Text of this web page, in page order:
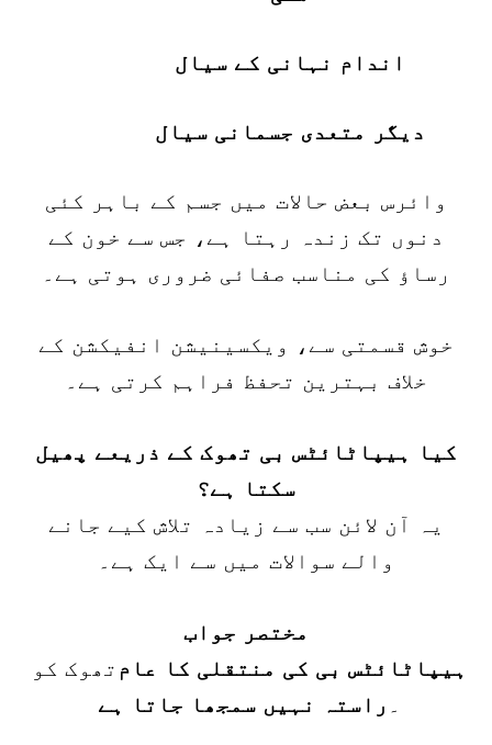
اندام نہانی کے سیال
دیگر متعدی جسمانی سیال
وائرس بعض حالات میں جسم کے باہر کئی
دنوں تک زندہ رہتا ہے، جس سے خون کے
رساؤ کی مناسب صفائی ضروری ہوتی ہے۔
خوش قسمتی سے، ویکسینیشن انفیکشن کے
خلاف بہترین تحفظ فراہم کرتی ہے۔
کیا ہیپاٹائٹس بی تھوک کے ذریعے پھیل
سکتا ہے؟
یہ آن لائن سب سے زیادہ تلاش کیے جانے
والے سوالات میں سے ایک ہے۔
مختصر جواب
تھوک کو ہیپاٹائٹس بی کی منتقلی کا عام
راستہ نہیں سمجھا جاتا ہے ۔